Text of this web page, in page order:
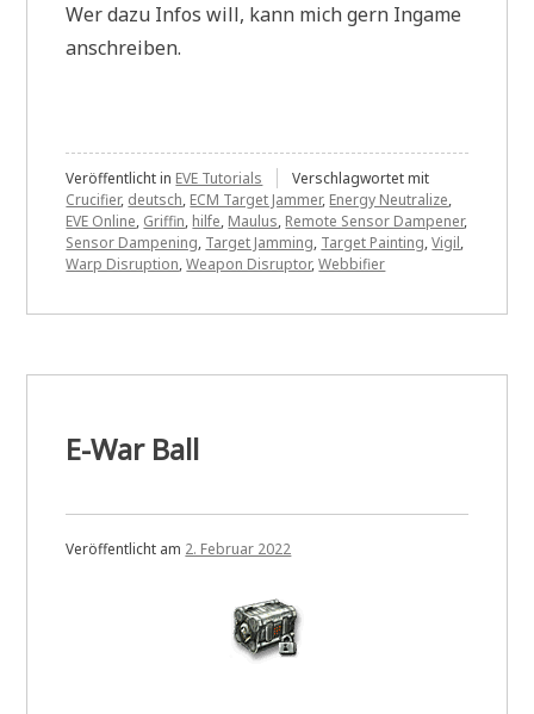
Wer dazu Infos will, kann mich gern Ingame
anschreiben.
Veröffentlicht in EVE Tutorials
Verschlagwortet mit
Crucifier, deutsch, ECM Target Jammer, Energy Neutralize,
EVE Online, Griffin, hilfe, Maulus, Remote Sensor Dampener,
Sensor Dampening, Target Jamming, Target Painting,Vigil,
Warp Disruption,Weapon Disruptor,Webbifier
E-War Ball
Veröffentlicht am 2. Februar 2022